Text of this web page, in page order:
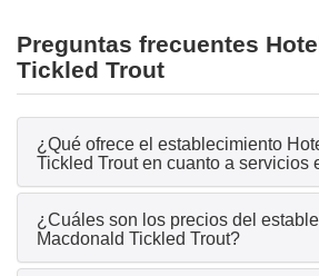
Preguntas frecuentes
Tickled Trout
¿Qué ofrece el establecimiento
Tickled Trout en cuanto a servicios
¿Cuáles son los precios del
Macdonald Tickled Trout?